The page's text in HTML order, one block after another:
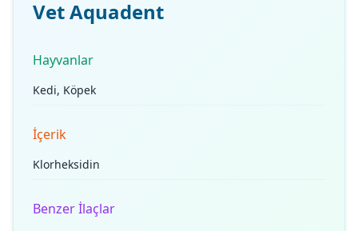
Vet Aquadent
Hayvanlar
Kedi, Köpek
İçerik
Klorheksidin
Benzer İlaçlar